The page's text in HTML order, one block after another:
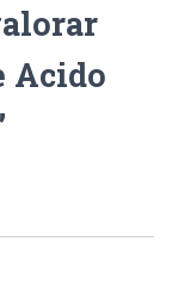
Acido